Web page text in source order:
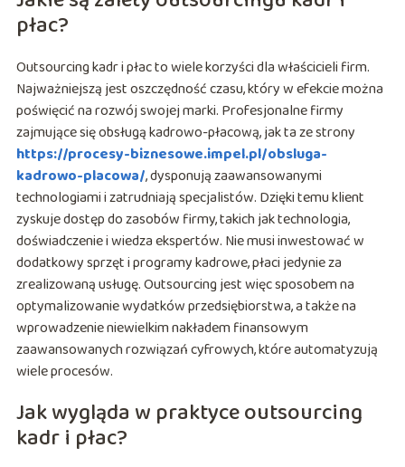
płac?
Outsourcing kadr i płac to wiele korzyści dla właścicieli firm.
Najważniejszą jest oszczędność czasu, który w efekcie można
poświęcić na rozwój swojej marki. Profesjonalne firmy
zajmujące się obsługą kadrowo-płacową, jak ta ze strony
https://procesy-biznesowe.impel.pl/obsluga-
kadrowo-placowa/, dysponują zaawansowanymi
technologiami i zatrudniają specjalistów. Dzięki temu klient
zyskuje dostęp do zasobów firmy, takich jak technologia,
doświadczenie i wiedza ekspertów. Nie musi inwestować w
dodatkowy sprzęt i programy kadrowe, płaci jedynie za
zrealizowaną usługę. Outsourcing jest więc sposobem na
optymalizowanie wydatków przedsiębiorstwa, a także na
wprowadzenie niewielkim nakładem finansowym
zaawansowanych rozwiązań cyfrowych, które automatyzują
wiele procesów.
Jak wygląda w praktyce outsourcing
kadr i płac?